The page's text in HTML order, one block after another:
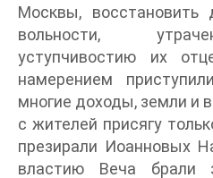
Москвы, восстановить
вольности,
уступчивостию их
намерением
многие доходы, земли и
с жителей присягу
презирали Иоанновых
властию Веча брали